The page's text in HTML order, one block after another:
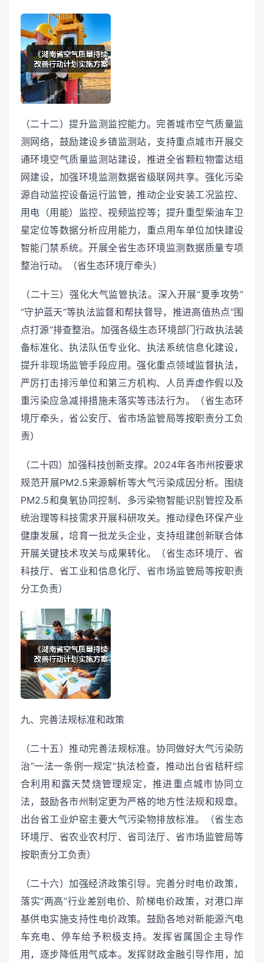
（二十二）提升监测监控能力。完善城市空气质量监
测网络，鼓励建设乡镇监测站，支持重点城市开展交
通环境空气质量监测站建设，推进全省颗粒物雷达组
网建设，加强环境监测数据省级联网共享。强化污染
源自动监控设备运行监管，推动企业安装工况监控、
用电（用能）监控、视频监控等；提升重型柴油车卫
星定位等数据分析应用能力，重点用车单位加快建设
智能门禁系统。开展全省生态环境监测数据质量专项
整治行动。（省生态环境厅牵头）
（二十三）强化大气监管执法。深入开展“夏季攻势”
“守护蓝天”等执法监督和帮扶督导，推进高值热点“围
点打源”排查整治。加强各级生态环境部门行政执法装
备标准化、执法队伍专业化、执法系统信息化建设，
提升非现场监管手段应用。强化重点领域监督执法，
严厉打击排污单位和第三方机构、人员弄虚作假以及
重污染应急减排措施未落实等违法行为。（省生态环
境厅牵头，省公安厅、省市场监管局等按职责分工负
责）
（二十四）加强科技创新支撑。2024年各市州按要求
规范开展PM2.5来源解析等大气污染成因分析。围绕
PM2.5和臭氧协同控制、多污染物智能识别管控及系
统治理等科技需求开展科研攻关。推动绿色环保产业
健康发展，培育一批龙头企业，支持组建创新联合体
开展关键技术攻关与成果转化。（省生态环境厅、省
科技厅、省工业和信息化厅、省市场监管局等按职责
分工负责）
九、完善法规标准和政策
（二十五）推动完善法规标准。协同做好大气污染防
治“一法一条例一规定”执法检查，推动出台省秸秆综
合利用和露天焚烧管理规定，推进重点城市协同立
法，鼓励各市州制定更为严格的地方性法规和规章。
出台省工业炉窑主要大气污染物排放标准。（省生态
环境厅、省农业农村厅、省司法厅、省市场监管局等
按职责分工负责）
（二十六）加强经济政策引导。完善分时电价政策，
落实“两高”行业差别电价、阶梯电价政策，对港口岸
基供电实施支持性电价政策。鼓励各地对新能源汽电
车充电、停车给予积极支持。发挥省属国企主导作
用，逐步降低用气成本。发挥财政金融引导作用，加